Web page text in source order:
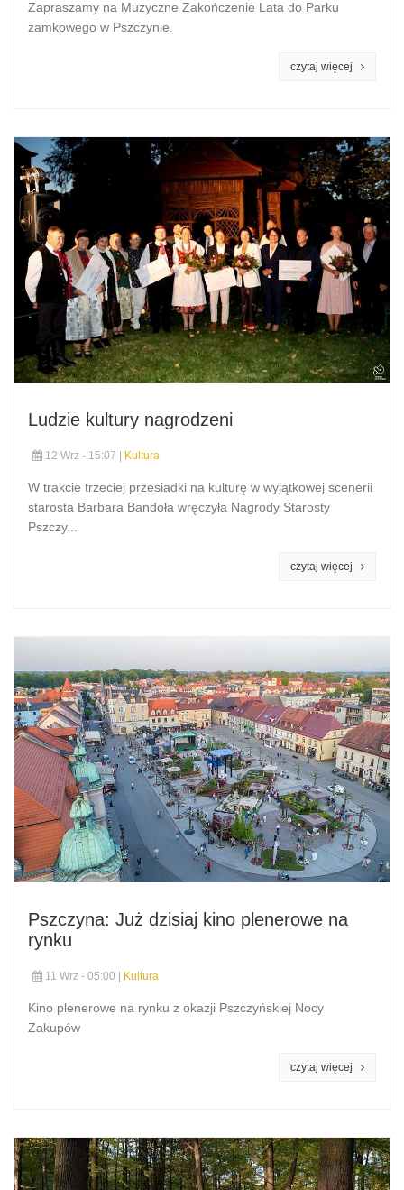
Zapraszamy na Muzyczne Zakończenie Lata do Parku
zamkowego w Pszczynie.
Ludzie kultury nagrodzeni
12 Wrz - 15:07 | Kultura
W trakcie trzeciej przesiadki na kulturę w wyjątkowej scenerii
starosta Barbara Bandoła wręczyła Nagrody Starosty
Pszczy...
Pszczyna: Już dzisiaj kino plenerowe na
rynku
11 Wrz - 05:00 | Kultura
Kino plenerowe na rynku z okazji Pszczyńskiej Nocy
Zakupów